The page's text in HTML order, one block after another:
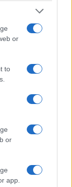
or
to
or
app.
– 58